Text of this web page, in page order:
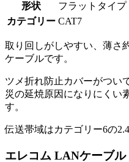
形状
フラットタイプ
カテゴリー CAT7
取り回しがしやすい、薄さ
ケーブルです。
ツメ折れ防止カバーがつい
災の延焼原因になりにくい
す。
伝送帯域はカテゴリー6の
エレコム LANケーブ